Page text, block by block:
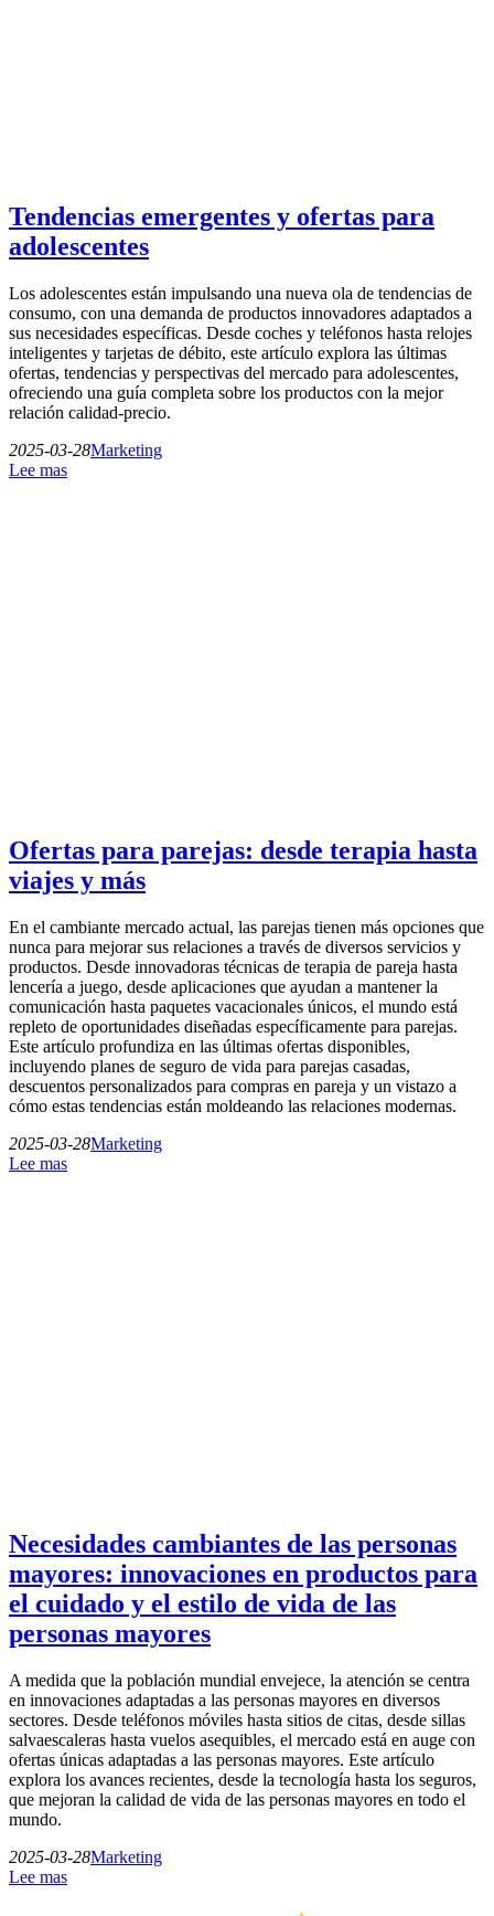
Tendencias emergentes y ofertas para
adolescentes
Los adolescentes están impulsando una nueva ola de tendencias de
consumo, con una demanda de productos innovadores adaptados a
sus necesidades específicas. Desde coches y teléfonos hasta relojes
inteligentes y tarjetas de débito, este artículo explora las últimas
ofertas, tendencias y perspectivas del mercado para adolescentes,
ofreciendo una guía completa sobre los productos con la mejor
relación calidad-precio.
2025-03-28Marketing
Lee mas
Ofertas para parejas: desde terapia hasta
viajes y más
En el cambiante mercado actual, las parejas tienen más opciones que
nunca para mejorar sus relaciones a través de diversos servicios y
productos. Desde innovadoras técnicas de terapia de pareja hasta
lencería a juego, desde aplicaciones que ayudan a mantener la
comunicación hasta paquetes vacacionales únicos, el mundo está
repleto de oportunidades diseñadas específicamente para parejas.
Este artículo profundiza en las últimas ofertas disponibles,
incluyendo planes de seguro de vida para parejas casadas,
descuentos personalizados para compras en pareja y un vistazo a
cómo estas tendencias están moldeando las relaciones modernas.
2025-03-28Marketing
Lee mas
Necesidades cambiantes de las personas
mayores: innovaciones en productos para
el cuidado y el estilo de vida de las
personas mayores
A medida que la población mundial envejece, la atención se centra
en innovaciones adaptadas a las personas mayores en diversos
sectores. Desde teléfonos móviles hasta sitios de citas, desde sillas
salvaescaleras hasta vuelos asequibles, el mercado está en auge con
ofertas únicas adaptadas a las personas mayores. Este artículo
explora los avances recientes, desde la tecnología hasta los seguros,
que mejoran la calidad de vida de las personas mayores en todo el
mundo.
2025-03-28Marketing
Lee mas